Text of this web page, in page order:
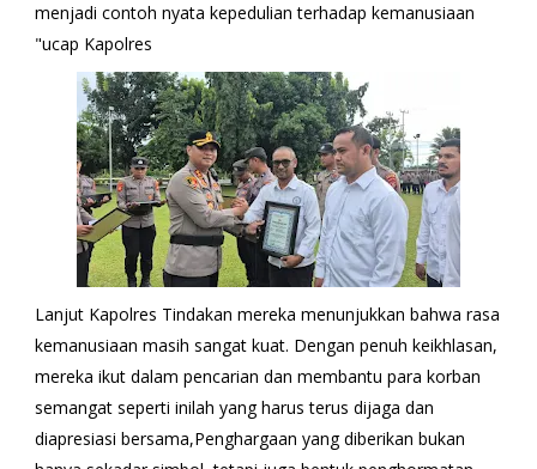
menjadi contoh nyata kepedulian terhadap kemanusiaan
"ucap Kapolres
Lanjut Kapolres Tindakan mereka menunjukkan bahwa rasa
kemanusiaan masih sangat kuat. Dengan penuh keikhlasan,
mereka ikut dalam pencarian dan membantu para korban
semangat seperti inilah yang harus terus dijaga dan
diapresiasi bersama,Penghargaan yang diberikan bukan